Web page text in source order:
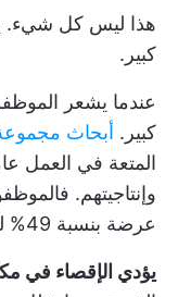
هذا ليس كل شيء.
كبير.
عندما يشعر
كبير. أبحاث
المتعة في العمل
وإنتاجيتهم.
عرضة بنسبة 49% للتفكير في ترك العمل.
يؤدي الإقصاء في